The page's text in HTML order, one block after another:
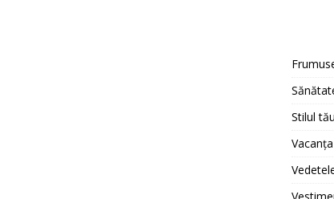
Stilul